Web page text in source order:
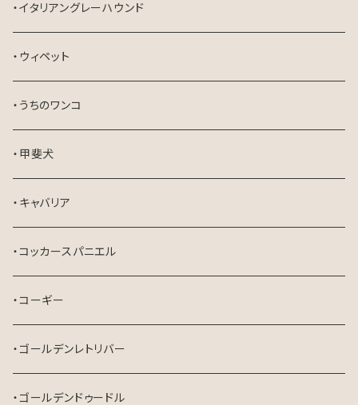
・イタリアングレーハウンド
・ウィペット
・うちのワンコ
・甲斐犬
・キャバリア
・コッカースパニエル
・コーギー
・ゴールデンレトリバー
・ゴールデンドゥードル